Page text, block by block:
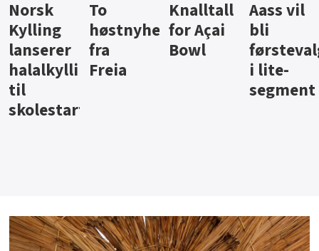
Knalltall
for Açai
Bowl
Aass vil
bli
førstevalg
i lite-
Brus og
jus fra
Berentsen
Hard
iste fra
Hansa